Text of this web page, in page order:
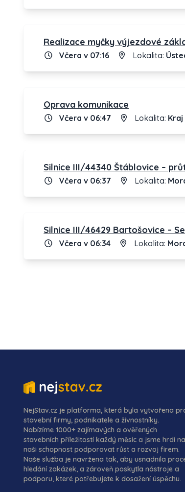
Realizace myčky výjezdové
Včera v 07:16 Lokalita:
Oprava komunikace
Včera v 06:47 Lokalita: Kraj
Silnice III/44340 Štáblovice –
Včera v 06:37 Lokalita:
Silnice III/46429 Bartošovice –
Včera v 06:34 Lokalita:
NejStav.cz je platforma, která byla vytvořena
stavební firmy, podnikatele a živnostníky.
Nabízíme 1000+ zajímavých a ověřených
stavebních příležitostí každý měsíc a jsme hrdí na
naši schopnost podporovat růst a rozvoj firem.
Naše služba je navržena tak, aby usnadnila
hledání zakázek, a zároveň poskytla nástroje a
podporu, které potřebujete k dosažení úspěchu.